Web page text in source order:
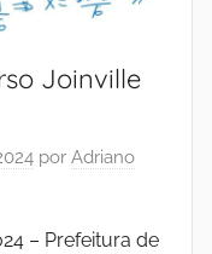
Joinville
por Adriano
– Prefeitura de